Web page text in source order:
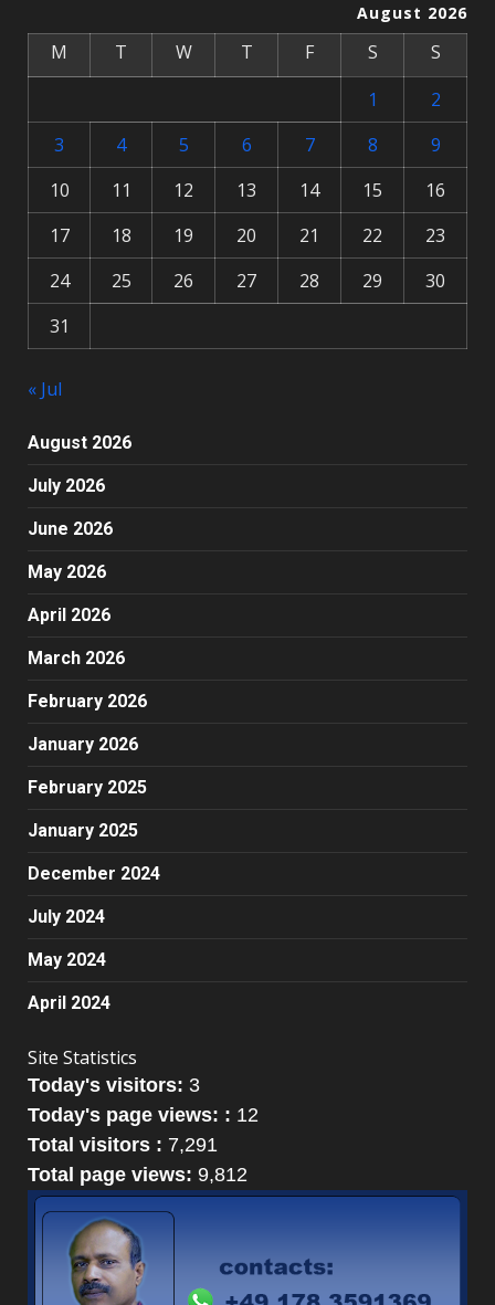
August 2026
M T W T F S
S
1
2
3
4 5 6 7 8
9
10
11 12 13 14 15
16
17
18 19 20 21 22
23
24
25 26 27 28 29
30
31
« Jul
August 2026
July 2026
June 2026
May 2026
April 2026
March 2026
February 2026
January 2026
February 2025
January 2025
December 2024
July 2024
May 2024
April 2024
Site Statistics
Today's visitors: 3
Today's page views: : 12
Total visitors : 7,291
Total page views: 9,812